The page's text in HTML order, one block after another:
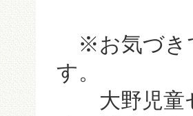
※お気づき
す。
大野児童セ